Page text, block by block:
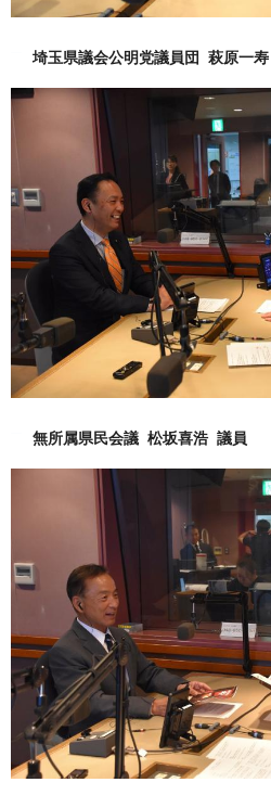
埼玉県議会公明党議員団 萩原一
無所属県民会議 松坂喜浩 議員